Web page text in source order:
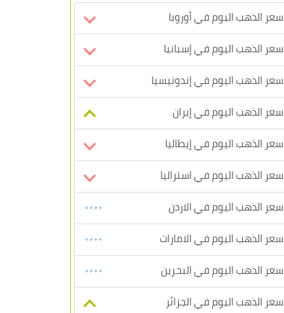
سعر الذهب اليوم في أوروبا
سعر الذهب اليوم في إسبانيا
سعر الذهب اليوم في إندونيسيا
سعر الذهب اليوم في إيران
سعر الذهب اليوم في إيطاليا
سعر الذهب اليوم في استراليا
سعر الذهب اليوم في الاردن
سعر الذهب اليوم في الامارات
سعر الذهب اليوم في البحرين
سعر الذهب اليوم في الجزائر